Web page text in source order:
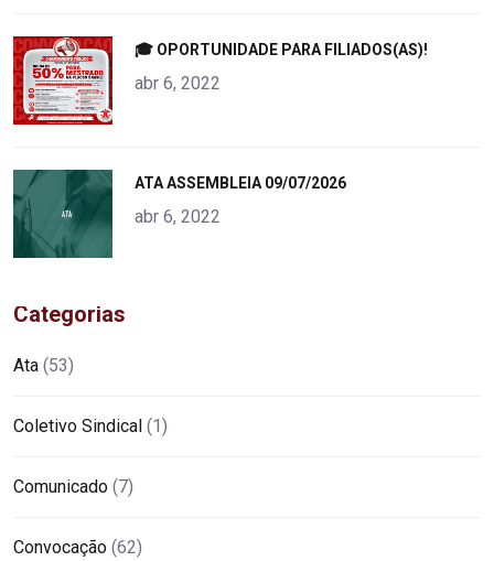
alt="product">
🎓 OPORTUNIDADE PARA FILIADOS(AS)!
abr 6, 2022
alt="product">
ATA ASSEMBLEIA 09/07/2026
abr 6, 2022
Categorias
Ata (53)
Coletivo Sindical (1)
Comunicado (7)
Convocação (62)